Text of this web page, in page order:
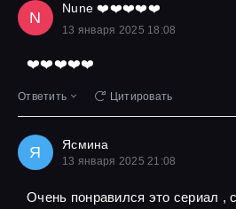
N
Nune ❤️❤️❤️❤️❤️
13 января 2025 18:08
❤️❤️❤️❤️❤️
Ответить Цитировать
Я Ясмина
13 января 2025 21:08
Очень понравился это сериал ,